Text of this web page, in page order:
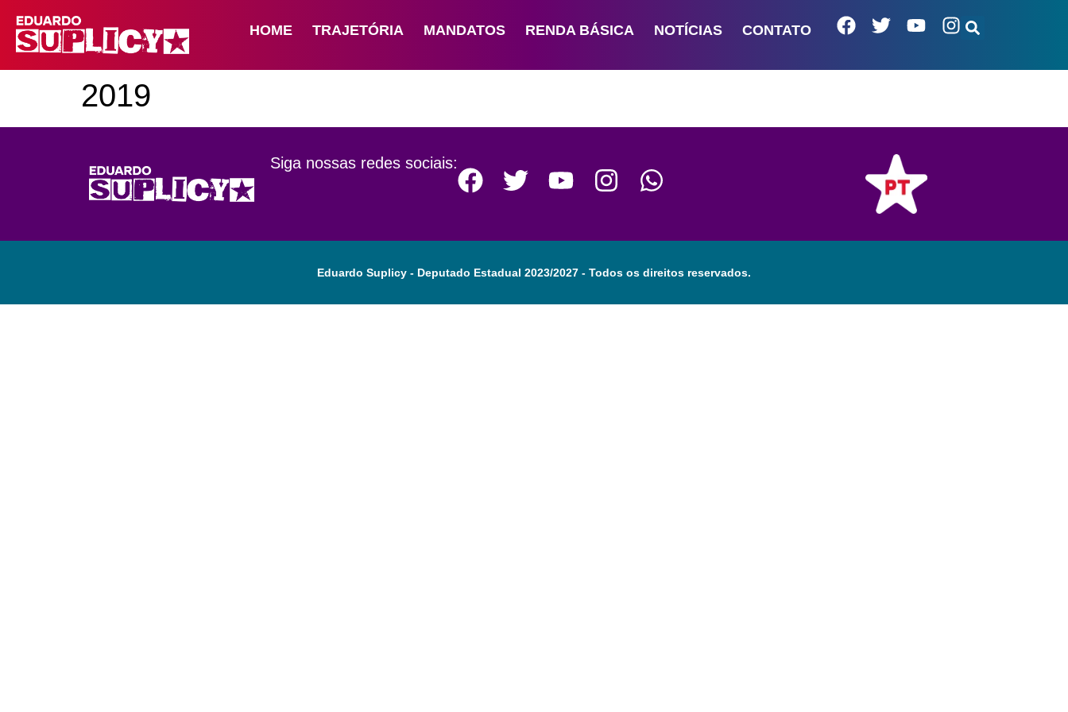
HOME TRAJETÓRIA MANDATOS RENDA BÁSICA NOTÍCIAS CONTATO
2019
Siga nossas redes sociais:
Eduardo Suplicy - Deputado Estadual 2023/2027 - Todos os direitos reservados.